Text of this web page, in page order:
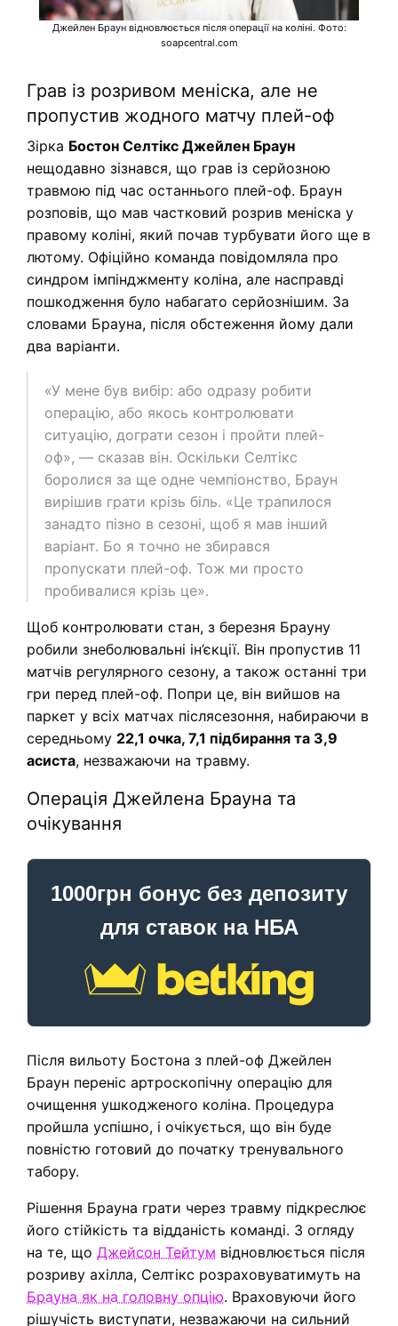
Джейлен Браун відновлюється після операції на коліні. Фото:
soapcentral.com
Грав із розривом меніска, але не
пропустив жодного матчу плей-оф
Зірка Бостон Селтікс Джейлен Браун
нещодавно зізнався, що грав із серйозною
травмою під час останнього плей-оф. Браун
розповів, що мав частковий розрив меніска у
правому коліні, який почав турбувати його ще в
лютому. Офіційно команда повідомляла про
синдром імпінджменту коліна, але насправді
пошкодження було набагато серйознішим. За
словами Брауна, після обстеження йому дали
два варіанти.
«У мене був вибір: або одразу робити
операцію, або якось контролювати
ситуацію, дограти сезон і пройти плей-
оф», — сказав він. Оскільки Селтікс
боролися за ще одне чемпіонство, Браун
вирішив грати крізь біль. «Це трапилося
занадто пізно в сезоні, щоб я мав інший
варіант. Бо я точно не збирався
пропускати плей-оф. Тож ми просто
пробивалися крізь це».
Щоб контролювати стан, з березня Брауну
робили знеболювальні ін’єкції. Він пропустив 11
матчів регулярного сезону, а також останні три
гри перед плей-оф. Попри це, він вийшов на
паркет у всіх матчах післясезоння, набираючи в
середньому 22,1 очка, 7,1 підбирання та 3,9
асиста, незважаючи на травму.
Операція Джейлена Брауна та
очікування
1000грн бонус без депозиту
для ставок на НБА
Після вильоту Бостона з плей-оф Джейлен
Браун переніс артроскопічну операцію для
очищення ушкодженого коліна. Процедура
пройшла успішно, і очікується, що він буде
повністю готовий до початку тренувального
табору.
Рішення Брауна грати через травму підкреслює
його стійкість та відданість команді. З огляду
на те, що Джейсон Тейтум відновлюється після
розриву ахілла, Селтікс розраховуватимуть на
Брауна як на головну опцію. Враховуючи його
рішучість виступати, незважаючи на сильний